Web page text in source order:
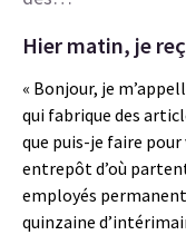
Hier matin, je
« Bonjour, je
qui fabrique des
que puis-je faire pour
entrepôt d’où
employés
quinzaine